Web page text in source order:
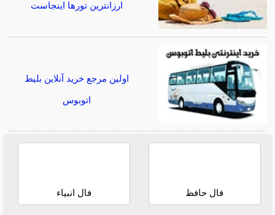
ارزانترین تورها اینجاست
اولین مرجع خرید آنلاین بلیط
اتوبوس
فال حافظ فال انبیاء